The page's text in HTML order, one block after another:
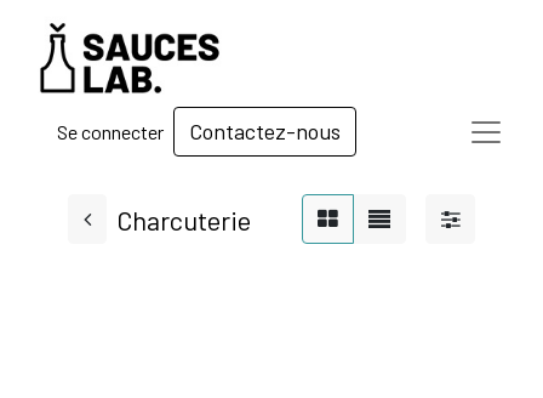
Se connecter Contactez-nous
Charcuterie